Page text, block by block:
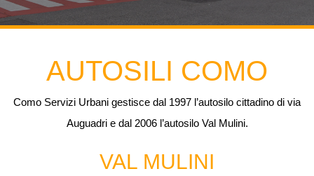
AUTOSILI COMO
Como Servizi Urbani gestisce dal 1997 l’autosilo cittadino di via
Auguadri e dal 2006 l’autosilo Val Mulini.
VAL MULINI